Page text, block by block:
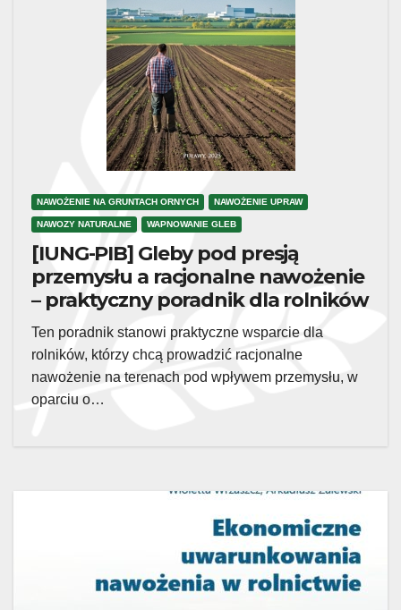
NAWOŻENIE NA GRUNTACH ORNYCH NAWOŻENIE UPRAW
NAWOZY NATURALNE WAPNOWANIE GLEB
[IUNG-PIB] Gleby pod presją
przemysłu a racjonalne nawożenie
– praktyczny poradnik dla rolników
Ten poradnik stanowi praktyczne wsparcie dla
rolników, którzy chcą prowadzić racjonalne
nawożenie na terenach pod wpływem przemysłu, w
oparciu o…